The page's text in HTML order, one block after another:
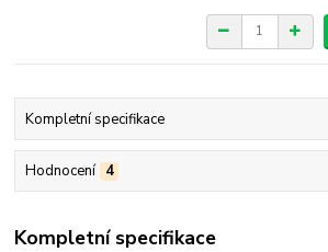
Kompletní specifikace
Hodnocení 4
Kompletní specifikace